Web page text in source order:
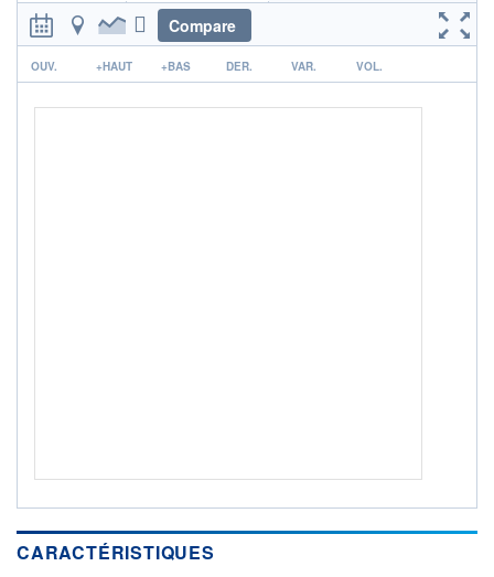
PEA PEA-PME BOURSOVIE LUX
CTO BUSINESS
Non éligible Boursobank
Compare
r
OUV. +HAUT +BAS DER. VAR. VOL.
CARACTÉRISTIQUES